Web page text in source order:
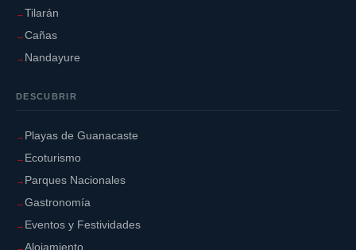
Tilarán
Cañas
Nandayure
DESCUBRIR
Playas de Guanacaste
Ecoturismo
Parques Nacionales
Gastronomía
Eventos y Festividades
Alojamiento